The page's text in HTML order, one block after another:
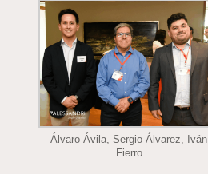
Álvaro Ávila, Sergio Álvarez, Iván
Fierro